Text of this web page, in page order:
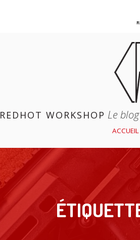
REDHOT WORKSHOP Le
ACCUEIL